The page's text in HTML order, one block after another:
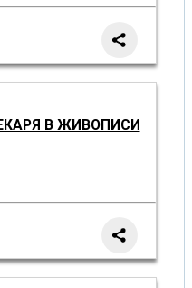
В ЖИВОПИСИ